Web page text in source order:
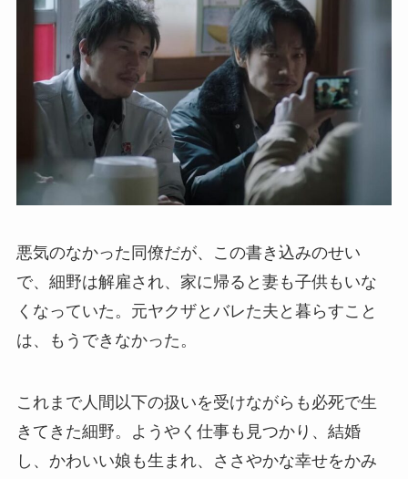
悪気のなかった同僚だが、この書き込みのせい
で、細野は解雇され、家に帰ると妻も子供もいな
くなっていた。元ヤクザとバレた夫と暮らすこと
は、もうできなかった。
これまで人間以下の扱いを受けながらも必死で生
きてきた細野。ようやく仕事も見つかり、結婚
し、かわいい娘も生まれ、ささやかな幸せをかみ